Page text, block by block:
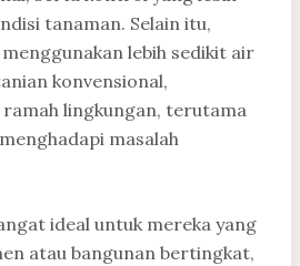
tanaman. Selain itu,
lebih sedikit air
konvensional,
ramah lingkungan, terutama
masalah
ideal untuk mereka yang
atau bangunan bertingkat,